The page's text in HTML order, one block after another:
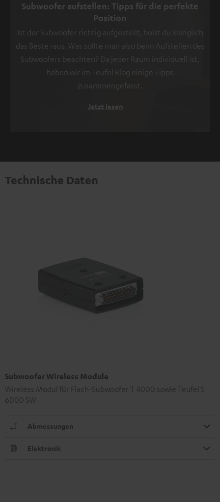
Subwoofer aufstellen: Tipps für die perfekte
Position
Ist der Subwoofer richtig aufgestellt, holst du klanglich
das Beste raus. Was sollte man also beim Aufstellen des
Subwoofers beachten? Da jeder Raum individuell ist,
haben wir im Teufel Blog einige Tipps
zusammengefasst.
Jetzt lesen
Technische Daten
Subwoofer Wireless Module
Wireless Modul für Flach-Subwoofer T 4000 sowie Teufel S
6000 SW
Abmessungen
Elektronik